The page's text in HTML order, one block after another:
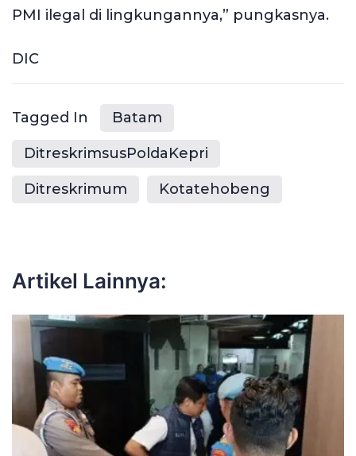
PMI ilegal di lingkungannya,” pungkasnya.
DIC
Tagged In Batam
DitreskrimsusPoldaKepri
Ditreskrimum Kotatehobeng
Artikel Lainnya: